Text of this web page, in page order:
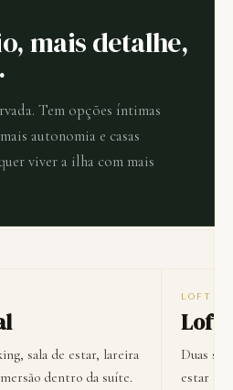
mais detalhe,
Tem opções íntimas
autonomia e casas
viver a ilha com mais
sala de estar, lareira
dentro da suíte.
LOFT
Loft
Duas
estar e